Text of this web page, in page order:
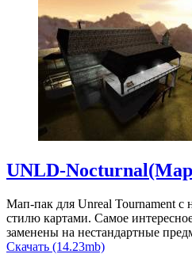
UNLD-
Мап-пак для Unreal Tournament с
стилю картами. Самое
заменены на нестандартные
Скачать (14.23mb)